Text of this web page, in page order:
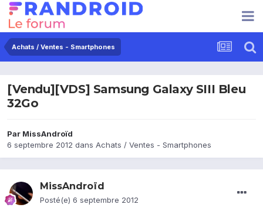
Achats / Ventes - Smartphones
[Vendu][VDS] Samsung Galaxy SIII Bleu
32Go
Par MissAndroïd
6 septembre 2012 dans Achats / Ventes - Smartphones
MissAndroïd
Posté(e) 6 septembre 2012